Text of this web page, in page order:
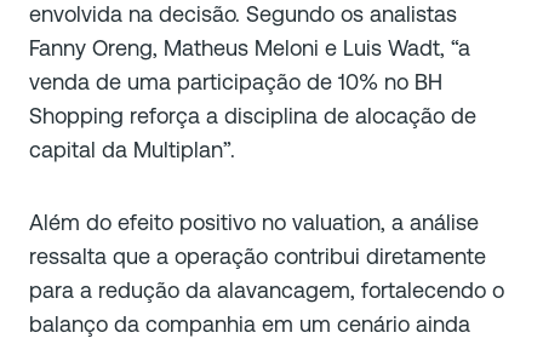
envolvida na decisão. Segundo os analistas
Fanny Oreng, Matheus Meloni e Luis Wadt, “a
venda de uma participação de 10% no BH
Shopping reforça a disciplina de alocação de
capital da Multiplan”.
Além do efeito positivo no valuation, a análise
ressalta que a operação contribui diretamente
para a redução da alavancagem, fortalecendo o
balanço da companhia em um cenário ainda